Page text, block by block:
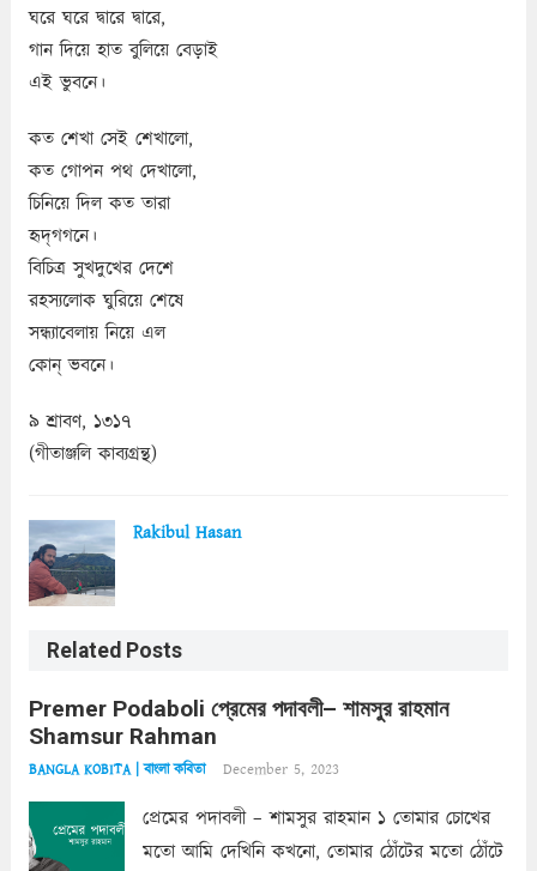
ঘরে ঘরে দ্বারে দ্বারে,
গান দিয়ে হাত বুলিয়ে বেড়াই
এই ভুবনে।
কত শেখা সেই শেখালো,
কত গোপন পথ দেখালো,
চিনিয়ে দিল কত তারা
হৃদ্‌গগনে।
বিচিত্র সুখদুখের দেশে
রহস্যলোক ঘুরিয়ে শেষে
সন্ধ্যাবেলায় নিয়ে এল
কোন্‌ ভবনে।
৯ শ্রাবণ, ১৩১৭
(গীতাঞ্জলি কাব্যগ্রন্থ)
Rakibul Hasan
Related Posts
Premer Podaboli প্রেমের পদাবলী– শামসুর রাহমান
Shamsur Rahman
BANGLA KOBITA | বাংলা কবিতা December 5, 2023
প্রেমের পদাবলী – শামসুর রাহমান ১ তোমার চোখের
মতো আমি দেখিনি কখনো, তোমার ঠোঁটের মতো ঠোঁটে